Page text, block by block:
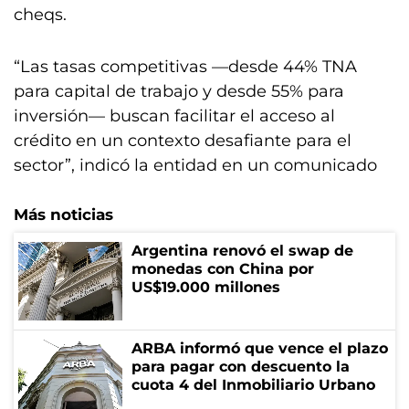
cheqs.
“Las tasas competitivas —desde 44% TNA
para capital de trabajo y desde 55% para
inversión— buscan facilitar el acceso al
crédito en un contexto desafiante para el
sector”, indicó la entidad en un comunicado
Más noticias
Argentina renovó el swap de
monedas con China por
US$19.000 millones
ARBA informó que vence el plazo
para pagar con descuento la
cuota 4 del Inmobiliario Urbano